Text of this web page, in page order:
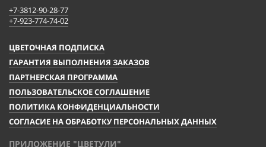
+7-3812-90-28-77
+7-923-774-74-02
ЦВЕТОЧНАЯ ПОДПИСКА
ГАРАНТИЯ ВЫПОЛНЕНИЯ ЗАКАЗОВ
ПАРТНЕРСКАЯ ПРОГРАММА
ПОЛЬЗОВАТЕЛЬСКОЕ СОГЛАШЕНИЕ
ПОЛИТИКА КОНФИДЕНЦИАЛЬНОСТИ
СОГЛАСИЕ НА ОБРАБОТКУ ПЕРСОНАЛЬНЫХ ДАННЫХ
ПРИЛОЖЕНИЕ "ЦВЕТУЛИ"